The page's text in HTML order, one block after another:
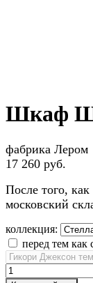
Шкаф
фабрика Лером
17 260 руб.
После того, как
московский
коллекция:
перед тем как